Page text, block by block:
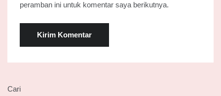
peramban ini untuk komentar saya berikutnya.
Cari